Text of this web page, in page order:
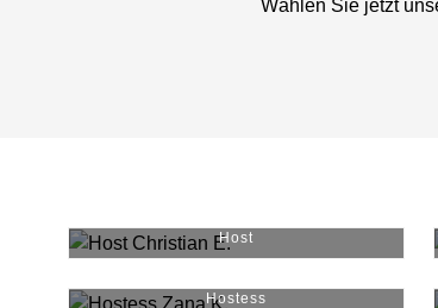
Wählen Sie jetzt
Host
Hostess